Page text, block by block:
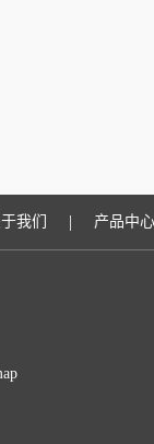
我们 | 产品中心